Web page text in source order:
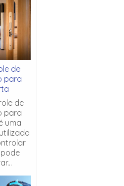
de
para
de
para
uma